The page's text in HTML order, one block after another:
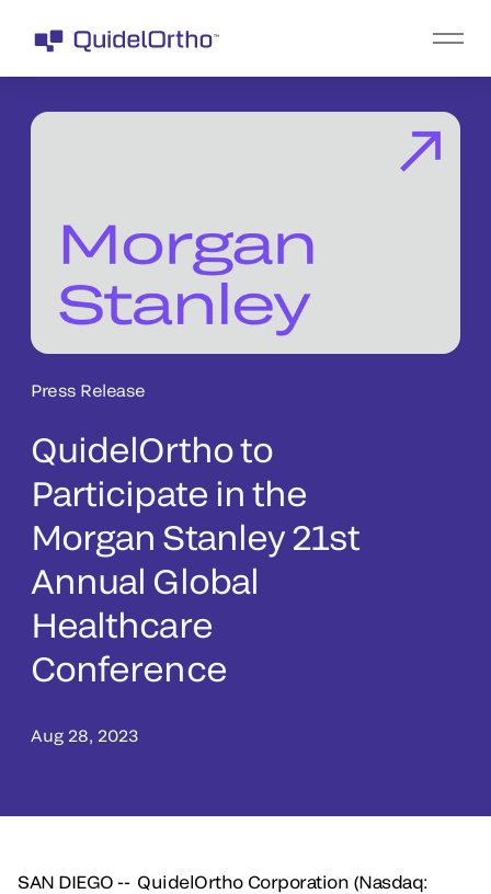
Press Release
QuidelOrtho to
Participate in the
Morgan Stanley 21st
Annual Global
Healthcare
Conference
Aug 28, 2023
SAN DIEGO -- QuidelOrtho Corporation (Nasdaq: